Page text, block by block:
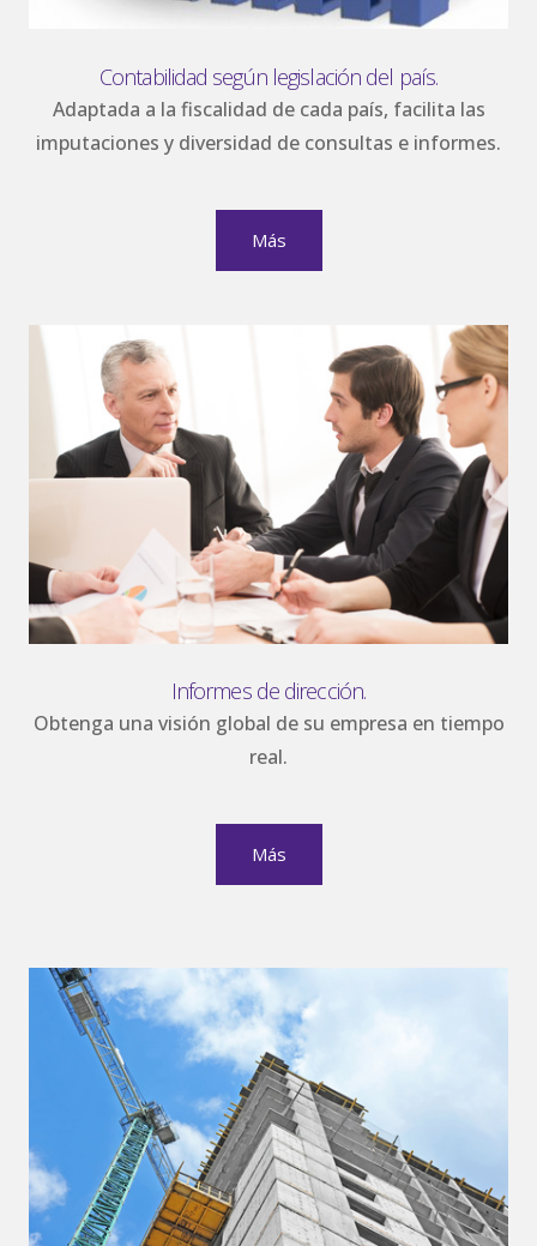
Contabilidad según legislación del país.
Adaptada a la fiscalidad de cada país, facilita las
imputaciones y diversidad de consultas e informes.
Más
Informes de dirección.
Obtenga una visión global de su empresa en tiempo
real.
Más